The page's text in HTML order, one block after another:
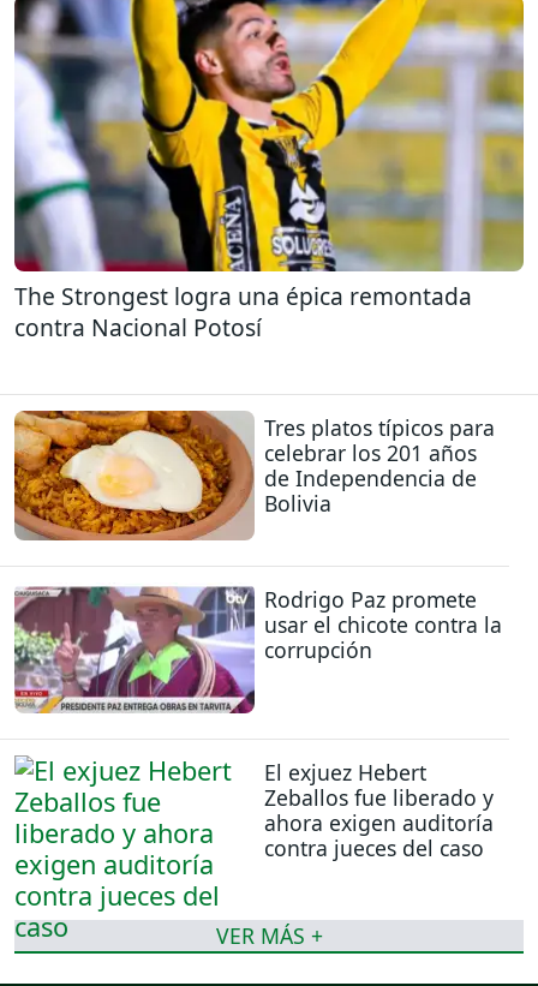
The Strongest logra una épica remontada
contra Nacional Potosí
Tres platos típicos para
celebrar los 201 años
de Independencia de
Bolivia
Rodrigo Paz promete
usar el chicote contra la
corrupción
El exjuez Hebert
Zeballos fue liberado y
ahora exigen auditoría
contra jueces del caso
VER MÁS +